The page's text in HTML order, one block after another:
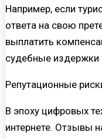
Например, если
ответа на свою
выплатить
судебные издержки
Репутационные
В эпоху цифровых
интернете. Отзывы